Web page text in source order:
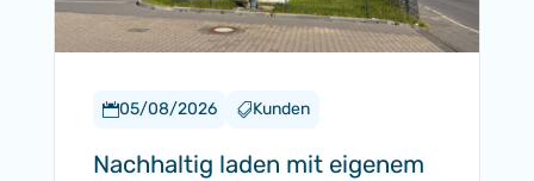
05/08/2026 Kunden
Nachhaltig laden mit eigenem